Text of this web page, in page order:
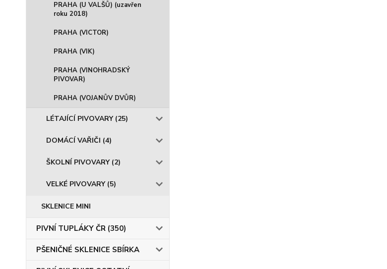
PRAHA (U VALŠŮ) (uzavřen
roku 2018)
PRAHA (VICTOR)
PRAHA (VIK)
PRAHA (VINOHRADSKÝ
PIVOVAR)
PRAHA (VOJANŮV DVŮR)
LÉTAJÍCÍ PIVOVARY (25)
DOMÁCÍ VAŘIČI (4)
ŠKOLNÍ PIVOVARY (2)
VELKÉ PIVOVARY (5)
SKLENICE MINI
PIVNÍ TUPLÁKY ČR (350)
PŠENIČNÉ SKLENICE SBÍRKA